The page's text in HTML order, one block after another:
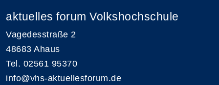
aktuelles forum Volkshochschule
Vagedesstraße 2
48683 Ahaus
Tel. 02561 95370
info@vhs-aktuellesforum.de